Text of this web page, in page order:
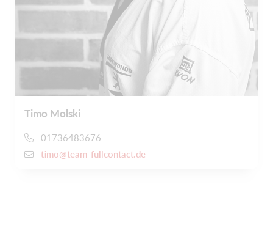
Timo Molski
01736483676
timo@team-fullcontact.de